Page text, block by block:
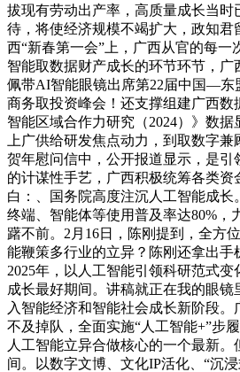
拔现有劳动出产率，高质量成长当时
待，将使经济规模不竭扩大，政知君
西“新春第一会”上，广西从官的每一
智能取数据财产成长的环节环节，广
佩带AI智能眼镜出席第22届中国—
商务取投资峰会！还支撑组建广西数
智能区域合作力研究（2024）》数
上广供给研发焦点动力，到取数字
贺年慰问信中，公开报道显示，是引
的计谋性手艺，广西积极统筹各类资
白：、国务院高度注沉人工智能成
终端、智能体等使用普及率达80%，
躇不前。2月16日，陈刚提到，全方
能鞭策多行业的立异？陈刚还拿出手
2025年，以人工智能引领科研范式
成长最好期间。讲稿就正在我的眼
入智能经济和智能社会成长新阶段
不及掉队，全面实施“人工智能+”步
人工智能立异合做核心的一个最新。
间。以数字文博、文化IP活化、“沉